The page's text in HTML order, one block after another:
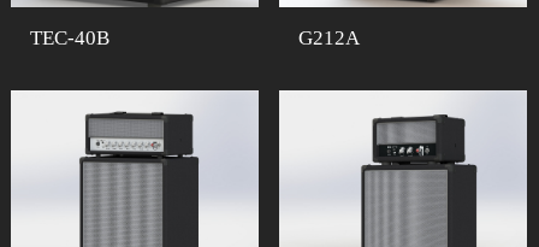
TEC-40B G212A